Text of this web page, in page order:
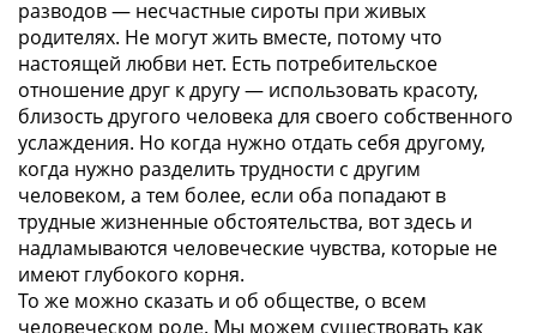
разводов — несчастные сироты при живых
родителях. Не могут жить вместе, потому что
настоящей любви нет. Есть потребительское
отношение друг к другу — использовать красоту,
близость другого человека для своего собственного
услаждения. Но когда нужно отдать себя другому,
когда нужно разделить трудности с другим
человеком, а тем более, если оба попадают в
трудные жизненные обстоятельства, вот здесь и
надламываются человеческие чувства, которые не
имеют глубокого корня.
То же можно сказать и об обществе, о всем
человеческом роде. Мы можем существовать как